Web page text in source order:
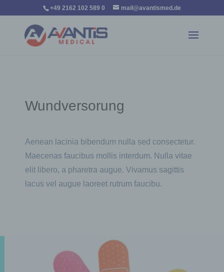
+49 2162 102 589 0 mail@avantismed.de
Wundversorung
Aenean lacinia bibendum nulla sed consectetur.
Maecenas faucibus mollis interdum. Nulla vitae
elit libero, a pharetra augue. Vivamus sagittis
lacus vel augue laoreet rutrum faucibu.